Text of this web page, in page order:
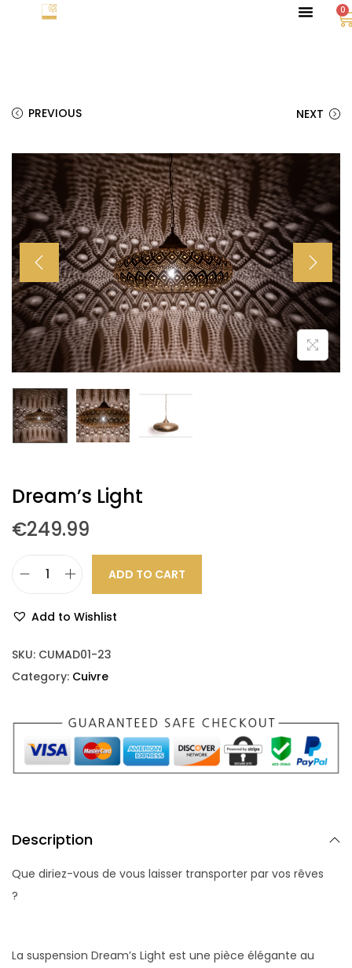
0
PREVIOUS NEXT
Dream’s Light
€249.99
ADD TO CART
Add to Wishlist
SKU: CUMAD01-23
Category: Cuivre
Description
Que diriez-vous de vous laisser transporter par vos rêves
?
La suspension Dream’s Light est une pièce élégante au